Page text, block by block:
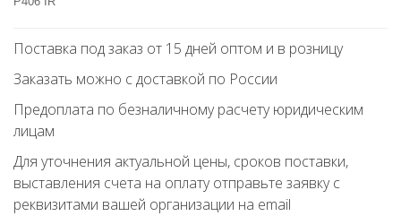
Поставка под заказ от 15 дней оптом и в розницу
Заказать можно с доставкой по России
Предоплата по безналичному расчету юридическим
лицам
Для уточнения актуальной цены, сроков поставки,
выставления счета на оплату отправьте заявку с
реквизитами вашей организации на email